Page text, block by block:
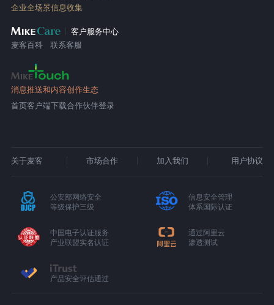
企业全场景信息收集
客户服务中心
麦客百科
联系客服
消息推送和内容创作生态
首页客户端下载合作伙伴登录
关于麦客 市场合作 加入我们 用户协议
公安部网络安全
等级保护三级
信息安全管理
体系国际认证
中国电子认证服务
产业联盟实名认证
通过阿里云
渗透测试
产品安全评估通过